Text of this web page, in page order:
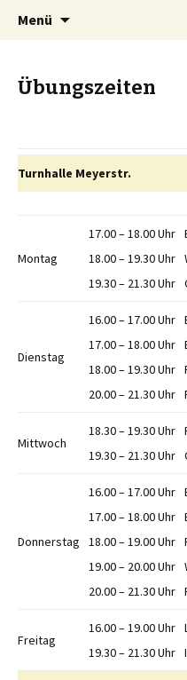
OTB-
Menü
Übungszeiten
Turnhalle Meyerstr.
Montag
17.00 – 18.00 Uhr
18.00 – 19.30 Uhr
19.30 – 21.30 Uhr
Dienstag
16.00 – 17.00 Uhr
17.00 – 18.00 Uhr
18.00 – 19.30 Uhr
20.00 – 21.30 Uhr
Mittwoch
18.30 – 19.30 Uhr
19.30 – 21.30 Uhr
Donnerstag
16.00 – 17.00 Uhr
17.00 – 18.00 Uhr
18.00 – 19.00 Uhr
19.00 – 20.00 Uhr
20.00 – 21.30 Uhr
Freitag
16.00 – 19.00 Uhr
19.30 – 21.30 Uhr